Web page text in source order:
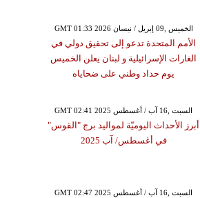
GMT 01:33 2026 الخميس ,09 إبريل / نيسان
الأمم المتحدة تدعو إلى تحقيق دولي في
الغارات الإسرائيلية و لبنان يعلن الخميس
يوم حداد وطني على ضحاياه
GMT 02:41 2025 السبت ,16 آب / أغسطس
أبرز الأحداث اليوميّة لمواليد برج "القوس"
في أغسطس/ آب 2025
GMT 02:47 2025 السبت ,16 آب / أغسطس